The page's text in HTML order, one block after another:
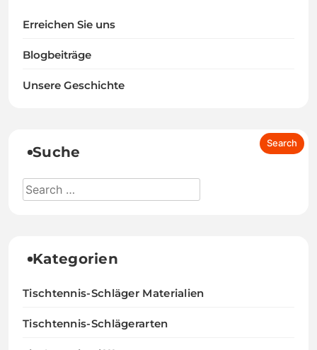
Erreichen Sie uns
Blogbeiträge
Unsere Geschichte
Suche
Kategorien
Tischtennis-Schläger Materialien
Tischtennis-Schlägerarten